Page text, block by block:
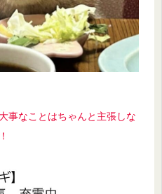
事なことはちゃんと主張しな